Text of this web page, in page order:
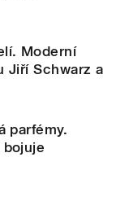
Moderní
Jiří Schwarz a
parfémy.